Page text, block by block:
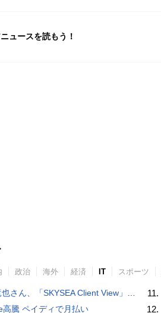
ュースを読もう！
政治 海外 経済 IT スポーツ
Client View」新CMで「AI労務改善」をアピール 働き方をAIが分析したら「すぐに休んで」と言われる？
高騰 ペイディで月払い
11.
12.